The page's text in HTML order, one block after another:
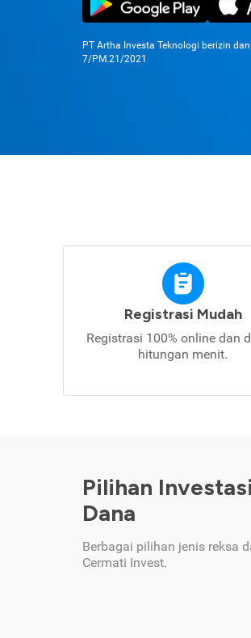
PT Artha Investa Teknologi berizin
7/PM.21/2021
Registrasi Mudah
Registrasi 100% online dan
hitungan menit.
Pilihan
Dana
Berbagai pilihan jenis reksa
Cermati Invest.